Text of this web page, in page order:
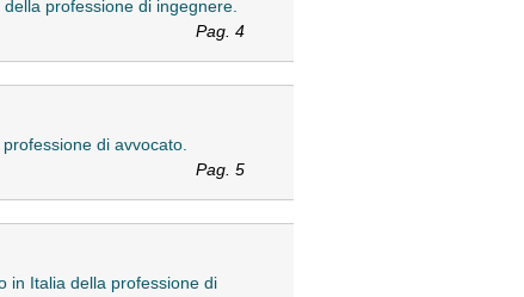
professione di ingegnere.
Pag. 4
di avvocato.
Pag. 5
in Italia della professione di